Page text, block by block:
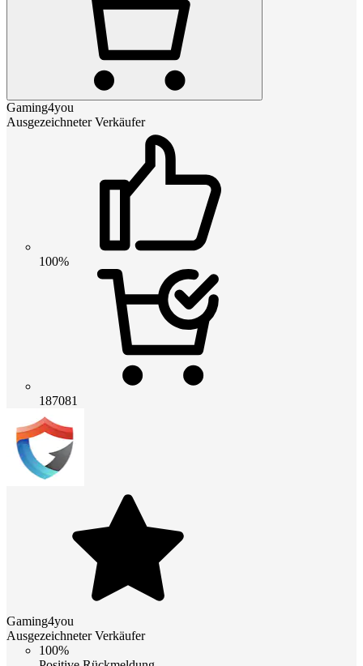
Gaming4you
Ausgezeichneter Verkäufer
100%
187081
Gaming4you
Ausgezeichneter Verkäufer
100%